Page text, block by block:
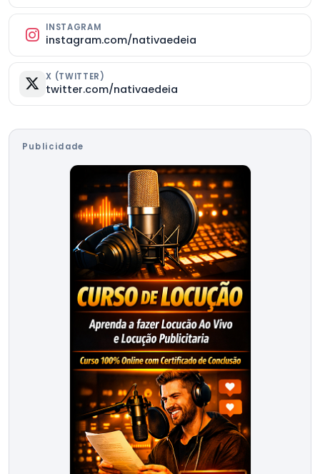
INSTAGRAM
instagram.com/nativaedeia
X (TWITTER)
twitter.com/nativaedeia
Publicidade